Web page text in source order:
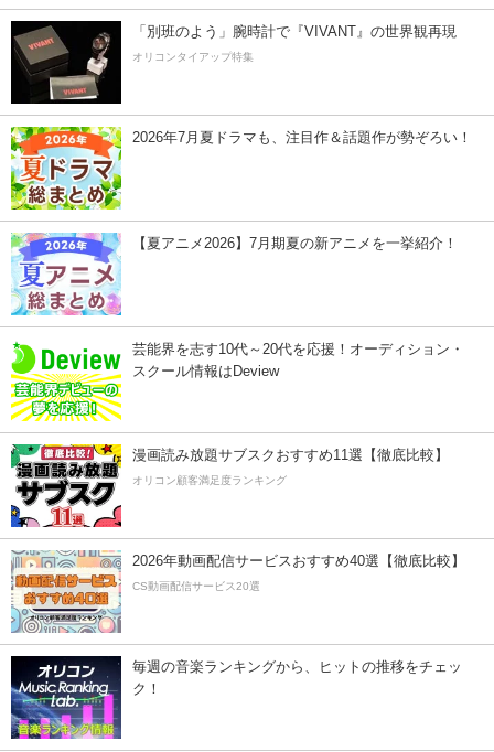
「別班のよう」腕時計で『VIVANT』の世界観再現
オリコンタイアップ特集
2026年7月夏ドラマも、注目作＆話題作が勢ぞろい！
【夏アニメ2026】7月期夏の新アニメを一挙紹介！
芸能界を志す10代～20代を応援！オーディション・
スクール情報はDeview
漫画読み放題サブスクおすすめ11選【徹底比較】
オリコン顧客満足度ランキング
2026年動画配信サービスおすすめ40選【徹底比較】
CS動画配信サービス20選
毎週の音楽ランキングから、ヒットの推移をチェッ
ク！